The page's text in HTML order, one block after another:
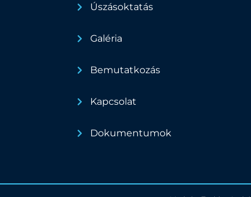
Úszásoktatás
Galéria
Bemutatkozás
Kapcsolat
Dokumentumok